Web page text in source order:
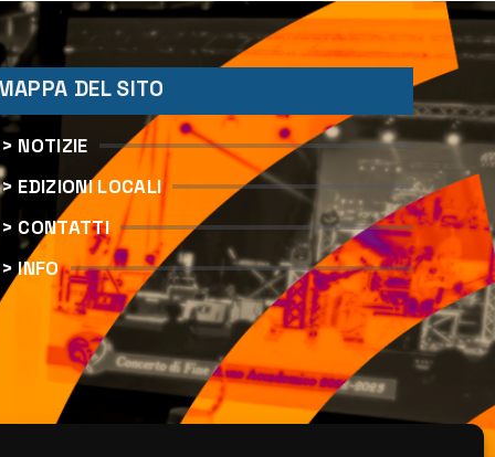
DEL SITO
> NOTIZIE
> EDIZIONI LOCALI
> CONTATTI
> INFO